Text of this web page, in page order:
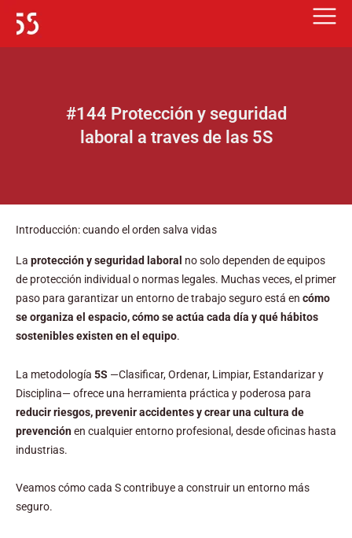
#144 Protección y seguridad
laboral a traves de las 5S
Introducción: cuando el orden salva vidas
La protección y seguridad laboral no solo dependen de equipos
de protección individual o normas legales. Muchas veces, el primer
paso para garantizar un entorno de trabajo seguro está en cómo
se organiza el espacio, cómo se actúa cada día y qué hábitos
sostenibles existen en el equipo.
La metodología 5S —Clasificar, Ordenar, Limpiar, Estandarizar y
Disciplina— ofrece una herramienta práctica y poderosa para
reducir riesgos, prevenir accidentes y crear una cultura de
prevenciónen cualquier entorno profesional, desde oficinas hasta
industrias.
Veamos cómo cada S contribuye a construir un entorno más
seguro.